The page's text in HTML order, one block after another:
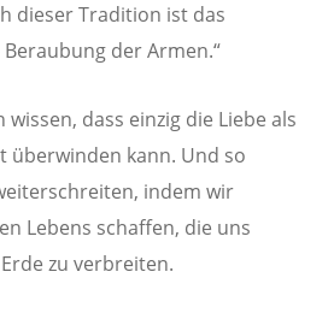
dieser Tradition ist das
der Armen.“
dass einzig die Liebe als
überwinden kann. Und so
indem wir
Lebens schaffen, die uns
zu verbreiten.